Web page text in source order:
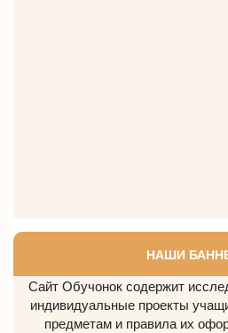
НАШИ
Сайт Обучонок содержит
индивидуальные проекты
предметам и правила их